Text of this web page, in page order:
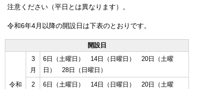
注意ください（平日とは異なります）。
令和6年4月以降の開設日は下表のとおりです。
開設日
令和
3
月
6日（土曜日） 14日（日曜日） 20日（土曜
日） 28日（日曜日）
2
6日（土曜日） 14日（日曜日） 20日（土曜